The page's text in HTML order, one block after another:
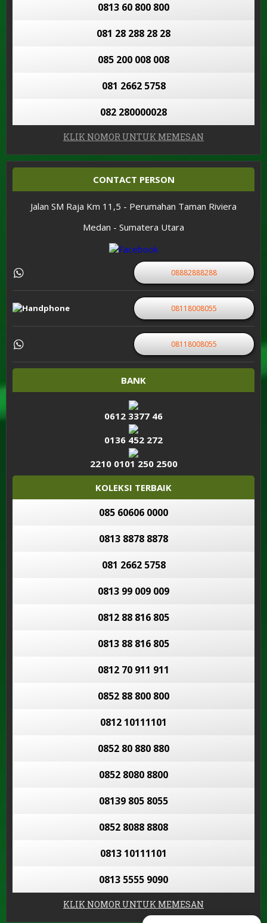
0813 60 800 800
081 28 288 28 28
085 200 008 008
081 2662 5758
082 280000028
KLIK NOMOR UNTUK MEMESAN
CONTACT PERSON
Jalan SM Raja Km 11,5 - Perumahan Taman Riviera
Medan - Sumatera Utara
08882888288
08118008055
08118008055
BANK
0612 3377 46
0136 452 272
2210 0101 250 2500
KOLEKSI TERBAIK
085 60606 0000
0813 8878 8878
081 2662 5758
0813 99 009 009
0812 88 816 805
0813 88 816 805
0812 70 911 911
0852 88 800 800
0812 10111101
0852 80 880 880
0852 8080 8800
08139 805 8055
0852 8088 8808
0813 10111101
0813 5555 9090
KLIK NOMOR UNTUK MEMESAN